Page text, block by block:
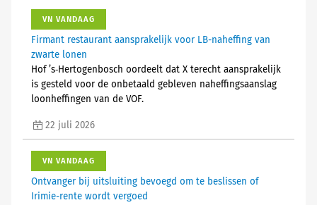
VN VANDAAG
Firmant restaurant aansprakelijk voor LB-naheffing van
zwarte lonen
Hof ’s‑Hertogenbosch oordeelt dat X terecht aansprakelijk
is gesteld voor de onbetaald gebleven naheffingsaanslag
loonheffingen van de VOF.
22 juli 2026
VN VANDAAG
Ontvanger bij uitsluiting bevoegd om te beslissen of
Irimie-rente wordt vergoed